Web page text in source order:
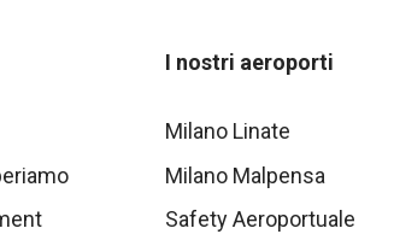
I nostri aeroporti
Milano Linate
Milano Malpensa
Safety Aeroportuale